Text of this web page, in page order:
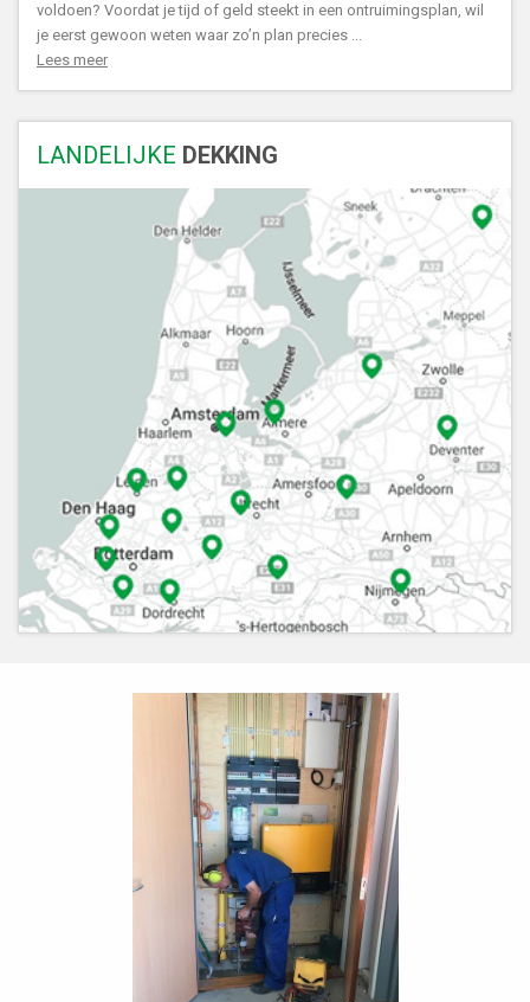
voldoen? Voordat je tijd of geld steekt in een ontruimingsplan, wil
je eerst gewoon weten waar zo’n plan precies ...
Lees meer
LANDELIJKE DEKKING